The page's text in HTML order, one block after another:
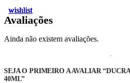
Avaliações
Ainda não existem avaliações.
SEJA O PRIMEIRO A AVALIAR
40ML”
wishlist
wishlist
wishlist
wishlist
wishlist